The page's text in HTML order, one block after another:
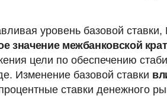
уровень базовой
значение межбанковской
цели по обеспечению
Изменение базовой ставки
ставки денежного